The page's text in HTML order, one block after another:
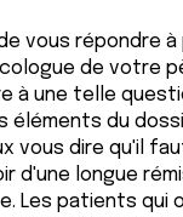
vous répondre
de votre
à une telle
éléments du
vous dire qu'il
d'une longue
Les patients qui